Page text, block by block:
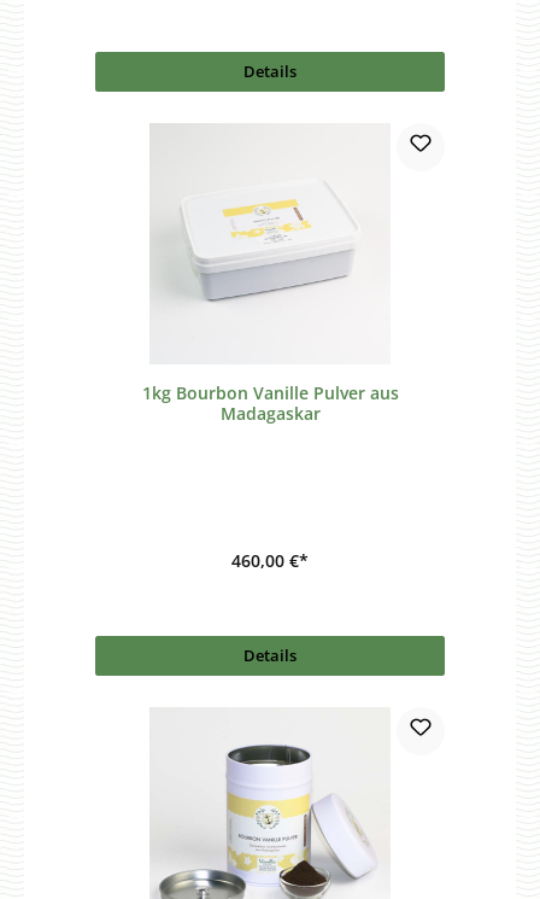
Details
1kg Bourbon Vanille Pulver aus
Madagaskar
460,00 €*
Details